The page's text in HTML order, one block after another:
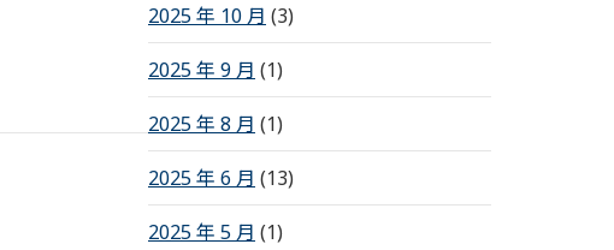
2025 年 10 月 (3)
2025 年 9 月 (1)
2025 年 8 月 (1)
2025 年 6 月 (13)
2025 年 5 月 (1)